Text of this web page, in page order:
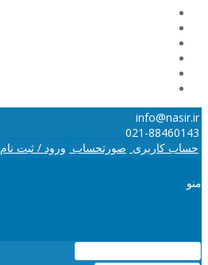
info@nasir.ir
021-88460143
حساب کاربری صورتحساب ورود / ثبت نام
منو